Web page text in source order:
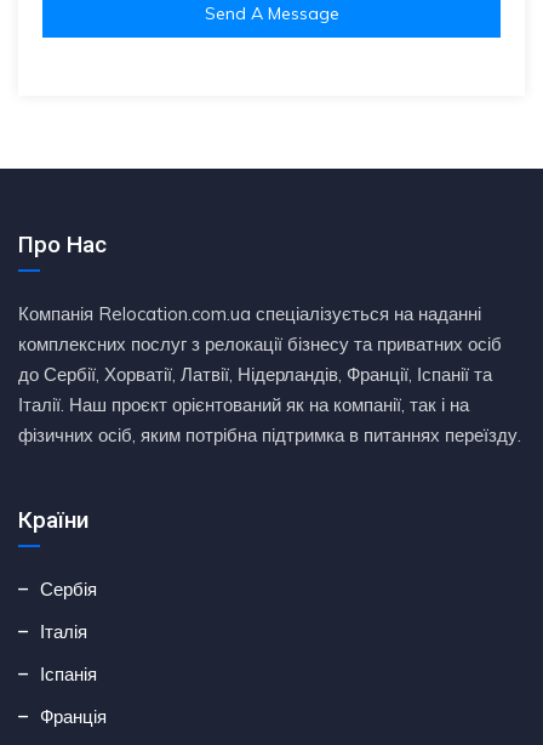
Send A Message
Про Нас
Компанія Relocation.com.ua спеціалізується на наданні
комплексних послуг з релокації бізнесу та приватних осіб
до Сербії, Хорватії, Латвії, Нідерландів, Франції, Іспанії та
Італії. Наш проєкт орієнтований як на компанії, так і на
фізичних осіб, яким потрібна підтримка в питаннях переїзду.
Країни
Сербія
Італія
Іспанія
Франція